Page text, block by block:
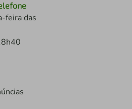
feira das